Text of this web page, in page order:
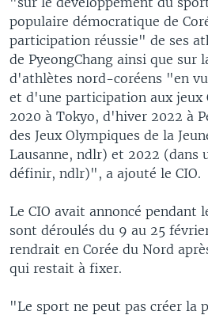
populaire démocratique de
participation réussie" de ses
de PyeongChang ainsi que sur
d'athlètes nord-coréens "en
et d'une participation aux jeux
2020 à Tokyo, d'hiver 2022 à
des Jeux Olympiques de la
Lausanne, ndlr) et 2022 (dans
définir, ndlr)", a ajouté le CIO.
Le CIO avait annoncé pendant
sont déroulés du 9 au 25
rendrait en Corée du Nord
qui restait à fixer.
"Le sport ne peut pas créer la